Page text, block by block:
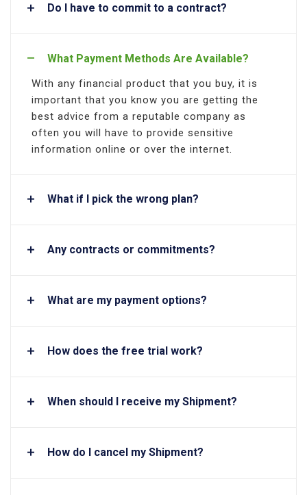
Do I have to commit to a contract?
What Payment Methods Are Available?
With any financial product that you buy, it is
important that you know you are getting the
best advice from a reputable company as
often you will have to provide sensitive
information online or over the internet.
What if I pick the wrong plan?
Any contracts or commitments?
What are my payment options?
How does the free trial work?
When should I receive my Shipment?
How do I cancel my Shipment?